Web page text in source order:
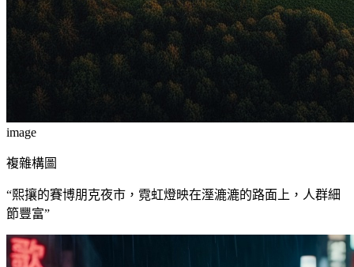
image
複雜構圖
“熙攘的賽博朋克夜市，霓虹燈映在溼漉漉的路面上，人群細
節豐富”